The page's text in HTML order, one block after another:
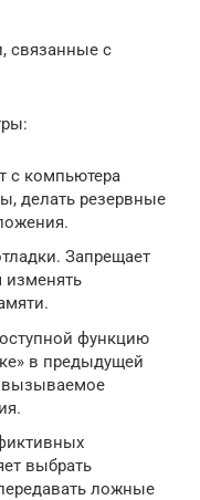
связанные с
с компьютера
делать резервные
Запрещает
функцию
в предыдущей
вызываемое
выбрать
ложные